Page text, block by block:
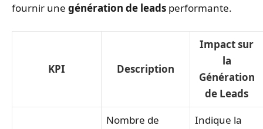
fournir une génération de leads performante.
KPI Description
Impact sur
la
Génération
de Leads
Nombre de
Indique la